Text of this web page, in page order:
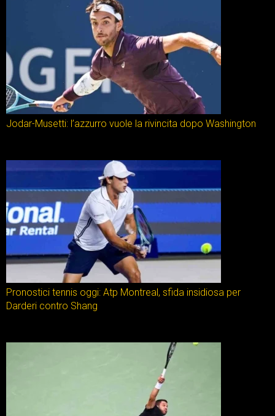
Jodar-Musetti: l’azzurro vuole la rivincita dopo Washington
Pronostici tennis oggi: Atp Montreal, sfida insidiosa per
Darderi contro Shang